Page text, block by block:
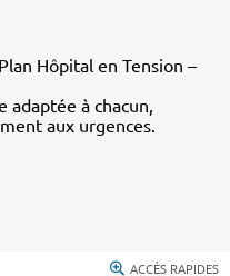
Hôpital en Tension –
adaptée à chacun,
aux urgences.
ACCÈS RAPIDES